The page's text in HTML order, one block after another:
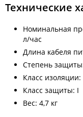
Технические
Номинальная
л/час
Длина кабеля
Степень
Класс изоляции:
Класс защиты: I
Вес: 4,7 кг